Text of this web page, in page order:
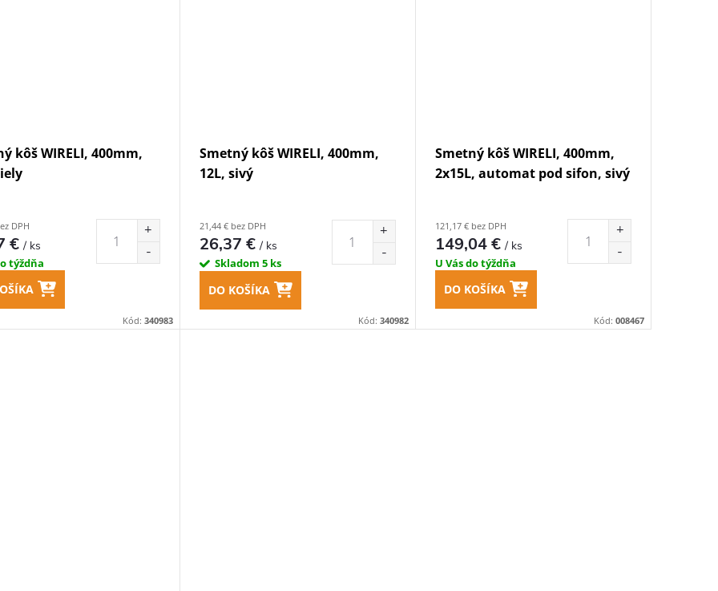
kôš WIRELI, 400mm,
DPH
€/ ks
týždňa
Kód: 340983
Smetný kôš WIRELI, 400mm,
12L, sivý
21,44 € bez DPH
26,37 €/ ks
Skladom 5 ks
DO KOŠÍKA
Kód: 340982
Smetný kôš WIRELI, 400mm,
2x15L, automat pod sifon, sivý
121,17 € bez DPH
149,04 €/ ks
U Vás do týždňa
DO KOŠÍKA
Kód: 008467